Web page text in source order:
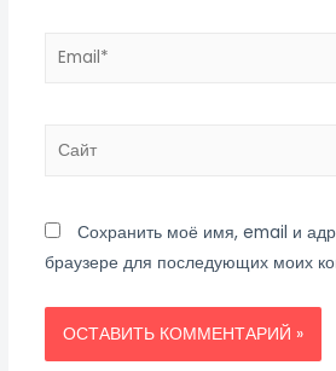
Email*
Сайт
Сохранить моё имя, email и
браузере для последующих моих